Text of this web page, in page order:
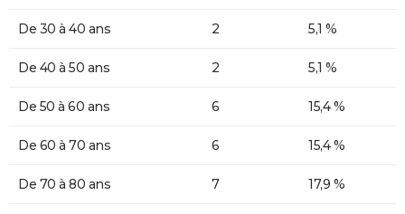
De 30 à 40 ans 2 5,1 %
De 40 à 50 ans 2 5,1 %
De 50 à 60 ans 6 15,4 %
De 60 à 70 ans 6 15,4 %
De 70 à 80 ans 7 17,9 %